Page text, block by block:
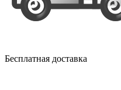
Бесплатная доставка